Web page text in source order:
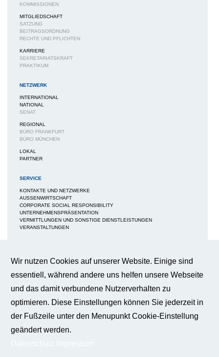
KOMMISSIONEN
MITGLIEDSCHAFT
SATZUNG
BEITRAGSORDNUNG
RECHTE UND PFLICHTEN
KARRIERE
SEKRETARIATSKRAFT
PRAKTIKUM
NETZWERK
INTERNATIONAL
NATIONAL
SENAT
REGIONAL
BÜRO FRANKFURT
BÜRO MÜNCHEN
LOKAL
PARTNER
SERVICE
KONTAKTE UND NETZWERKE
AUSSENWIRTSCHAFT
CORPORATE SOCIAL RESPONSIBILITY
UNTERNEHMENSPRÄSENTATION
VERMITTLUNGEN UND SONSTIGE DIENSTLEISTUNGEN
VERANSTALTUNGEN
NEWS / BERICHTE / ARTIKEL
BROSCHÜREN
FAQS
BROSCHÜRE INNOVATION - KÜNSTLICHE INTELLIGENZ
PRESSE
Wir nutzen Cookies auf unserer Website. Einige sind
essentiell, während andere uns helfen unsere Webseite
und das damit verbundene Nutzerverhalten zu
optimieren. Diese Einstellungen können Sie jederzeit in
der Fußzeile unter den Menupunkt Cookie-Einstellung
geändert werden.